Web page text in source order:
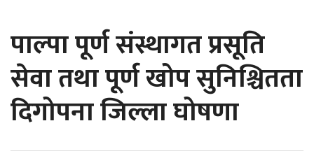
पाल्पा पूर्ण संस्थागत प्रसूति
सेवा तथा पूर्ण खोप सुनिश्चितता
दिगोपना जिल्ला घोषणा